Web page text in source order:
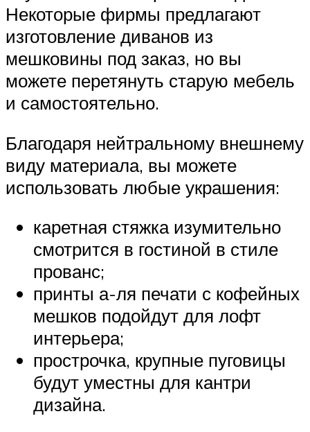
Некоторые фирмы предлагают
изготовление диванов из
мешковины под заказ, но вы
можете перетянуть старую мебель
и самостоятельно.
Благодаря нейтральному внешнему
виду материала, вы можете
использовать любые украшения:
каретная стяжка изумительно
смотрится в гостиной в стиле
прованс;
принты а-ля печати с кофейных
мешков подойдут для лофт
интерьера;
прострочка, крупные пуговицы
будут уместны для кантри
дизайна.